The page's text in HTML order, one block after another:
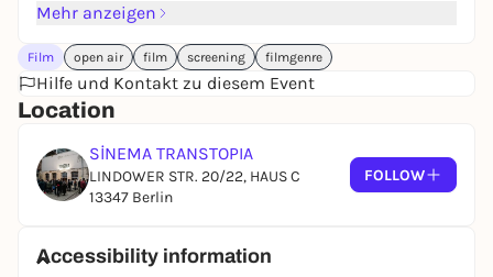
filled with late-night confessions, shared laughter,
unbreakable.
After a New Year's Eve party, everything changes.
Following an encounter with a boy she liked, Paula
becomes withdrawn and distant. Perplexed, La
Maestra gently insists until her friend begins to
piece together the traumatic event she can barely
Through a lens that neither judges nor moralizes,
Mehr anzeigen
Film open air film screening filmgenre
Hilfe und Kontakt zu diesem Event
Location
SİNEMA TRANSTOPIA
LINDOWER STR. 20/22, HAUS C
13347 Berlin
FOLLOW
Accessibility information